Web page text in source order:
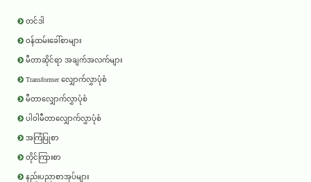
တင်ဒါ
ဝန်ထမ်းခေါ်စာများ
မီတာဆိုင်ရာ အချက်အလက်များ
Transformer လျှောက်လွှာပုံစံ
မီတာလျှောက်လွှာပုံစံ
ပါဝါမီတာလျှောက်လွှာပုံစံ
အကြံပြုစာ
တိုင်ကြားစာ
နည်းပညာစာအုပ်များ